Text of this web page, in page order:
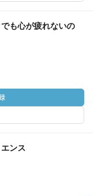
も心が疲れないの
ンス